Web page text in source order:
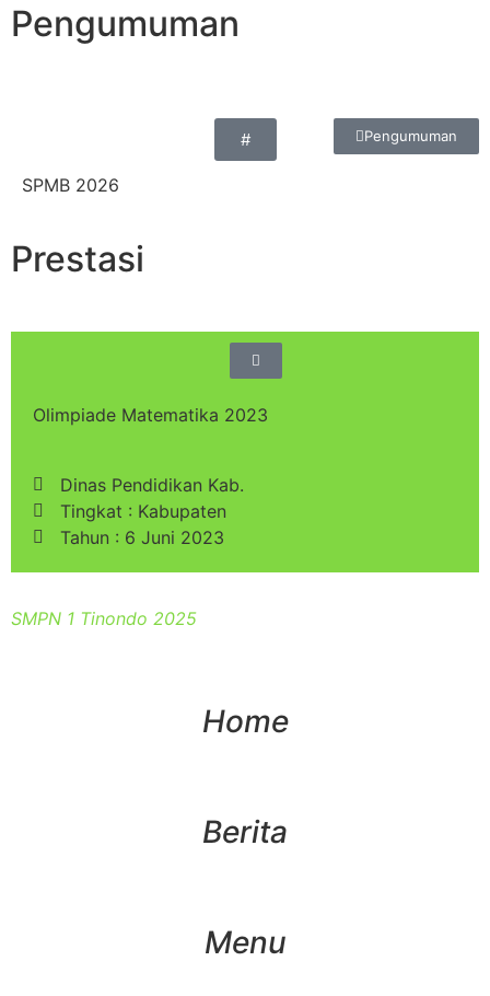
Pengumuman
Pengumuman
#
SPMB 2026
Prestasi
Olimpiade Matematika 2023
Dinas Pendidikan Kab.
Tingkat : Kabupaten
Tahun : 6 Juni 2023
SMPN 1 Tinondo 2025
Home
Berita
Menu